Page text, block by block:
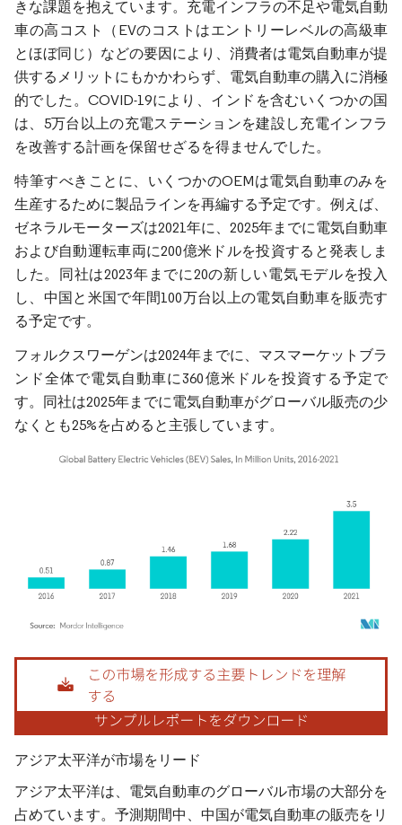
きな課題を抱えています。充電インフラの不足や電気自動
車の高コスト（EVのコストはエントリーレベルの高級車
とほぼ同じ）などの要因により、消費者は電気自動車が提
供するメリットにもかかわらず、電気自動車の購入に消極
的でした。COVID-19により、インドを含むいくつかの国
は、5万台以上の充電ステーションを建設し充電インフラ
を改善する計画を保留せざるを得ませんでした。
特筆すべきことに、いくつかのOEMは電気自動車のみを
生産するために製品ラインを再編する予定です。例えば、
ゼネラルモーターズは2021年に、2025年までに電気自動車
および自動運転車両に200億米ドルを投資すると発表しま
した。同社は2023年までに20の新しい電気モデルを投入
し、中国と米国で年間100万台以上の電気自動車を販売す
る予定です。
フォルクスワーゲンは2024年までに、マスマーケットブラ
ンド全体で電気自動車に360億米ドルを投資する予定で
す。同社は2025年までに電気自動車がグローバル販売の少
なくとも25%を占めると主張しています。
画像 © Mordor Intelligence。再利用にはCC BY 4.0の表示が必要です。
アジア太平洋が市場をリード
アジア太平洋は、電気自動車のグローバル市場の大部分を
占めています。予測期間中、中国が電気自動車の販売をリ